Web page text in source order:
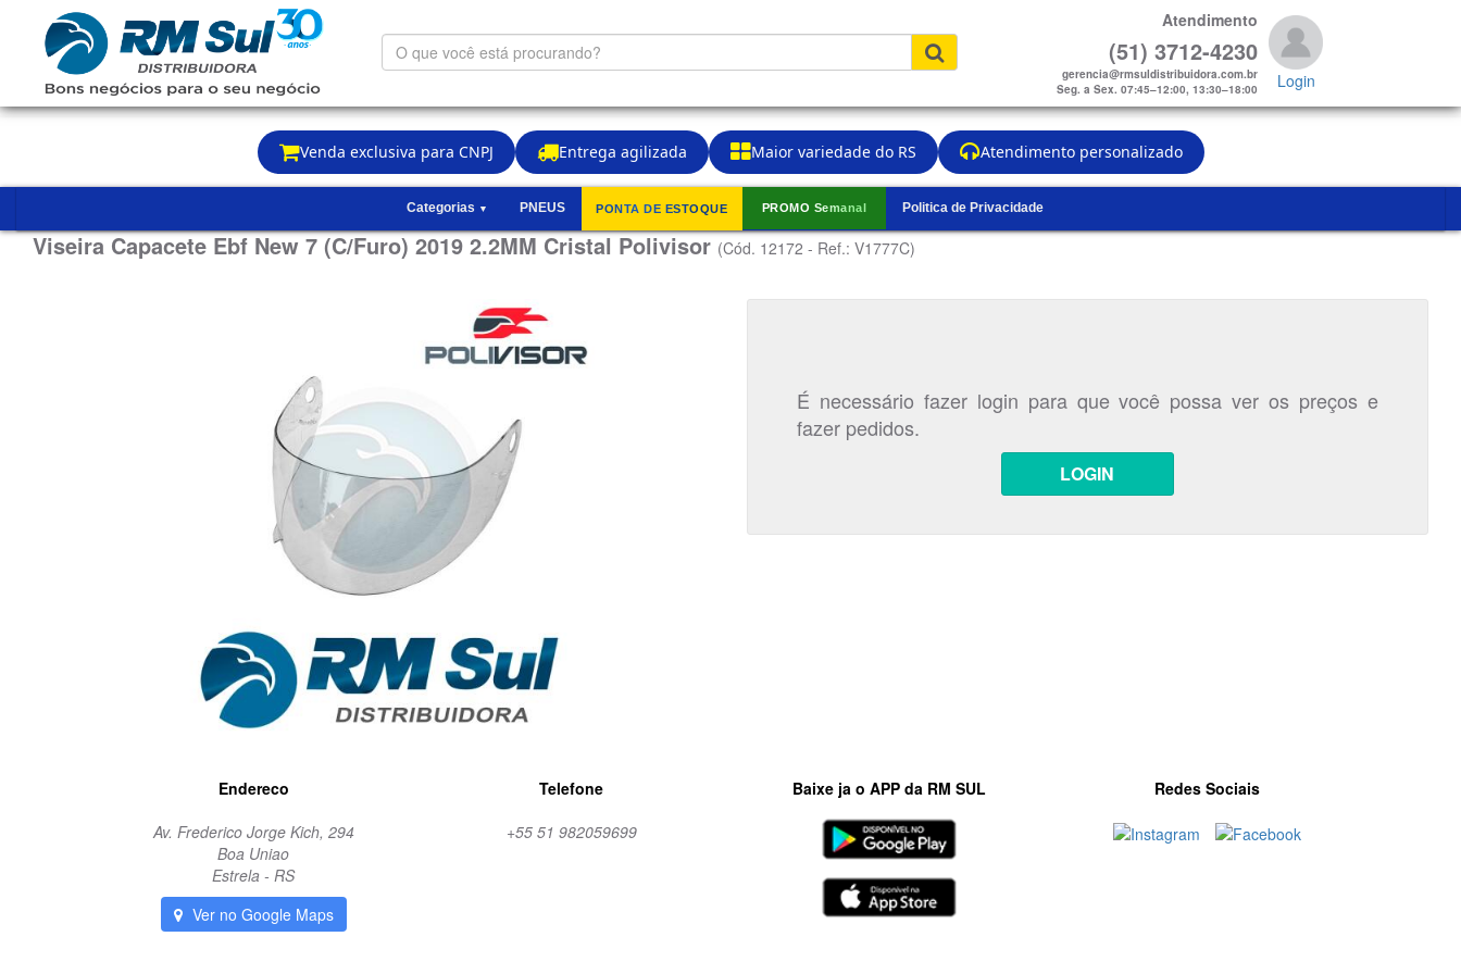
Venda exclusiva para CNPJ Entrega agilizada Maior variedade do RS Atendimento personalizado
O
que
está
procurando?
Atendimento
(51) 3712-4230
gerencia@rmsuldistribuidora.com.br
Seg. a Sex. 07:45–12:00, 13:30–18:00
Login
Categorias ▼ PNEUS PONTA DE ESTOQUE PROMO Semanal Politica de Privacidade
Viseira Capacete Ebf New 7 (C/Furo) 2019 2.2MM Cristal Polivisor(Cód. 12172 - Ref.: V1777C)
É necessário fazer login para que você possa ver os preços e
fazer pedidos.
LOGIN
Endereco
Av. Frederico Jorge Kich, 294
Boa Uniao
Estrela - RS
Ver no Google Maps
Telefone
+55 51 982059699
Baixe ja o APP da RM SUL Redes Sociais